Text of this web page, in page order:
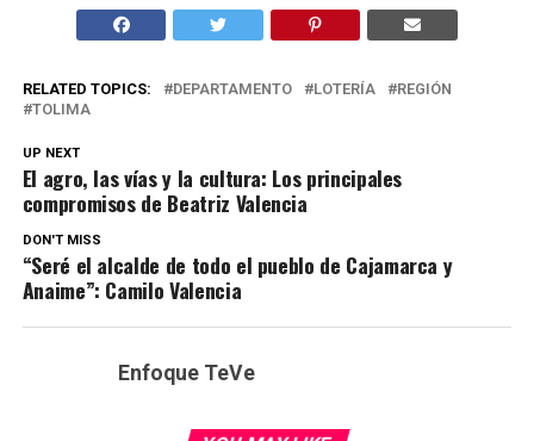
RELATED TOPICS: DEPARTAMENTO LOTERÍA
REGIÓN
TOLIMA
UP NEXT
El agro, las vías y la cultura: Los principales
compromisos de Beatriz Valencia
DON'T MISS
“Seré el alcalde de todo el pueblo de Cajamarca y
Anaime”: Camilo Valencia
Enfoque TeVe